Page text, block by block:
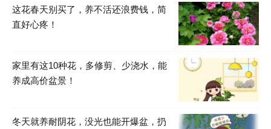
这花春天别买了，养不活还浪费钱，简
直好心疼！
家里有这10种花，多修剪、少浇水，能
养成高价盆景！
冬天就养耐阴花，没光也能开爆盆，扔